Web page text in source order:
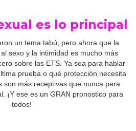
es lo principal
un tema tabú, pero ahora que la
sexo y la intimidad es mucho más
sobre las ETS. Ya sea para hablar
prueba o qué protección necesita
son más receptivas que nunca para
¡Y ese es un GRAN pronostico para
todos!